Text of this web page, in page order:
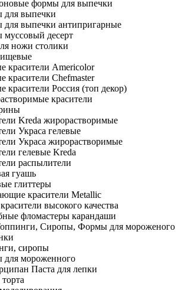
формы для выпечки
выпечки
выпечки антипригарные
десерт
ножи столики
красители Americolor
красители Chefmaster
красители Россия (топ декор)
красители
Kreda жирорастворимые
Украса гелевые
Украса жирорастворимые
гелевые Kreda
распылители
гуашь
глиттеры
красители Metallic
высокого качества
фломастеры карандаши
Сиропы, Формы для мороженого
сиропы
мороженного
Паста для лепки